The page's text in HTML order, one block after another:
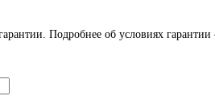
Подробнее об условиях гарантии